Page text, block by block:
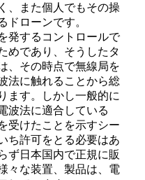
、また個人でもその操
ドローンです。
発するコントロールで
めであり、そうしたタ
、その時点で無線局を
法に触れることから総
ます。しかし一般的に
波法に適合している
受けたことを示すシー
ち許可をとる必要はあ
ず日本国内で正規に販
々な装置、製品は、電